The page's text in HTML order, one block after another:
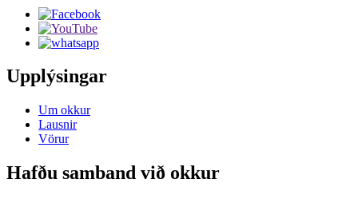
Upplýsingar
Um okkur
Lausnir
Vörur
Hafðu samband við okkur